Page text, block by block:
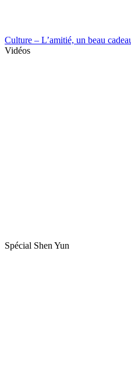
Culture – L’amitié, un beau
Vidéos
Spécial Shen Yun